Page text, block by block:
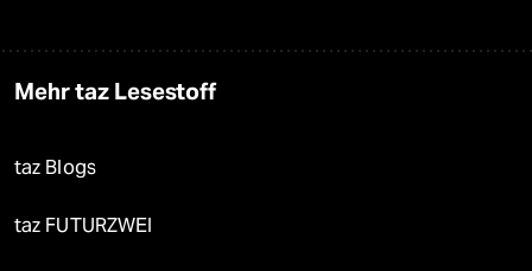
Mehr taz Lesestoff
taz Blogs
taz FUTURZWEI